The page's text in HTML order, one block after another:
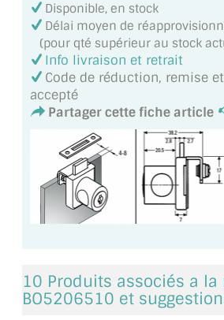
MIROIR TV
VERRE SUR MESURE
VERRE EXTRACLAIR
VERRE TREMPÉ (SÉCURIT)
PAROI DE DOUCHE
VERRE FEUILLETÉ
VERRE ANTI-REFLET
VERRE FEUILLETÉ/TREMPÉ
Disponible, en stock
Délai moyen de
(pour qté supérieur au stock
Info livraison et retrait
Code de réduction, remise
accepté
Partager cette fiche article
10 Produits associés a la
BO5206510 et